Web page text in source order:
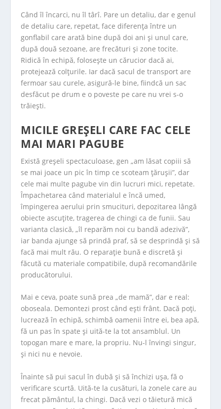
Când îl încarci, nu îl târî. Pare un detaliu, dar e genul
de detaliu care, repetat, face diferența între un
gonflabil care arată bine după doi ani și unul care,
după două sezoane, are frecături și zone tocite.
Ridică în echipă, folosește un cărucior dacă ai,
protejează colțurile. Iar dacă sacul de transport are
fermoar sau curele, asigură-le bine, fiindcă un sac
desfăcut pe drum e o poveste pe care nu vrei s-o
trăiești.
MICILE GREȘELI CARE FAC CELE
MAI MARI PAGUBE
Există greșeli spectaculoase, gen „am lăsat copiii să
se mai joace un pic în timp ce scoteam țărușii”, dar
cele mai multe pagube vin din lucruri mici, repetate.
Împachetarea când materialul e încă umed,
împingerea aerului prin smucituri, depozitarea lângă
obiecte ascuțite, tragerea de chingi ca de funii. Sau
varianta clasică, „îl reparăm noi cu bandă adezivă”,
iar banda ajunge să prindă praf, să se desprindă și să
facă mai mult rău. O reparație bună e discretă și
făcută cu materiale compatibile, după recomandările
producătorului.
Mai e ceva, poate sună prea „de mamă”, dar e real:
oboseala. Demontezi prost când ești frânt. Dacă poți,
lucrează în echipă, schimbă oamenii între ei, bea apă,
fă un pas în spate și uită-te la tot ansamblul. Un
topogan mare e mare, la propriu. Nu-l învingi singur,
și nici nu e nevoie.
Înainte să pui sacul în dubă și să închizi ușa, fă o
verificare scurtă. Uită-te la cusături, la zonele care au
frecat pământul, la chingi. Dacă vezi o tăietură mică